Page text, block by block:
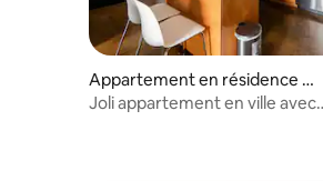
Appartement en résidence ⋅
Charlotte
Joli appartement en ville avec